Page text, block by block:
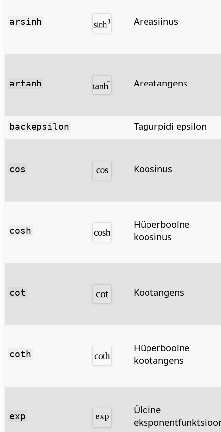
arsinh Areasiinus
artanh Areatangens
backepsilon Tagurpidi epsilon
cos Koosinus
cosh
Hüperboolne
koosinus
cot Kootangens
coth
Hüperboolne
kootangens
exp
Üldine